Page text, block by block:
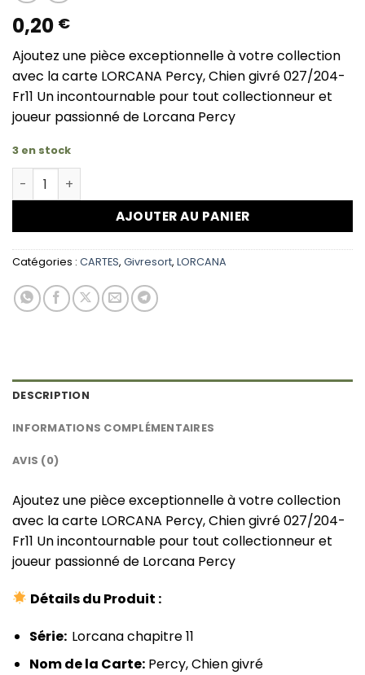
0,20 €
Ajoutez une pièce exceptionnelle à votre collection
avec la carte LORCANA Percy, Chien givré 027/204-
Fr11 Un incontournable pour tout collectionneur et
joueur passionné de Lorcana Percy
3 en stock
quantité de LORCANA Percy, Chien givré 027/204-Fr11
AJOUTER AU PANIER
Catégories : CARTES, Givresort, LORCANA
DESCRIPTION
INFORMATIONS COMPLÉMENTAIRES
AVIS (0)
Ajoutez une pièce exceptionnelle à votre collection
avec la carte LORCANA Percy, Chien givré 027/204-
Fr11 Un incontournable pour tout collectionneur et
joueur passionné de Lorcana Percy
Détails du Produit :
Série: Lorcana chapitre 11
Nom de la Carte:Percy, Chien givré